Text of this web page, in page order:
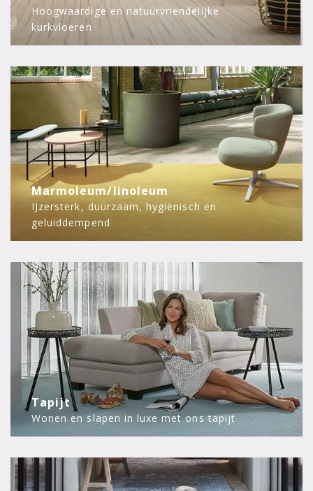
Hoogwaardige en natuurvriendelijke
kurkvloeren
Marmoleum/linoleum
IJzersterk, duurzaam, hygiënisch en
geluiddempend
Tapijt
Wonen en slapen in luxe met ons tapijt